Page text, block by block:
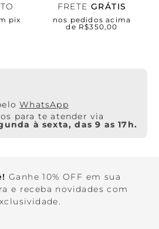
pix
FRETE GRÁTIS
nos pedidos acima
de R$350,00
WhatsApp
para te atender via
à sexta, das 9 as 17h.
Ganhe 10% OFF em sua
e receba novidades com